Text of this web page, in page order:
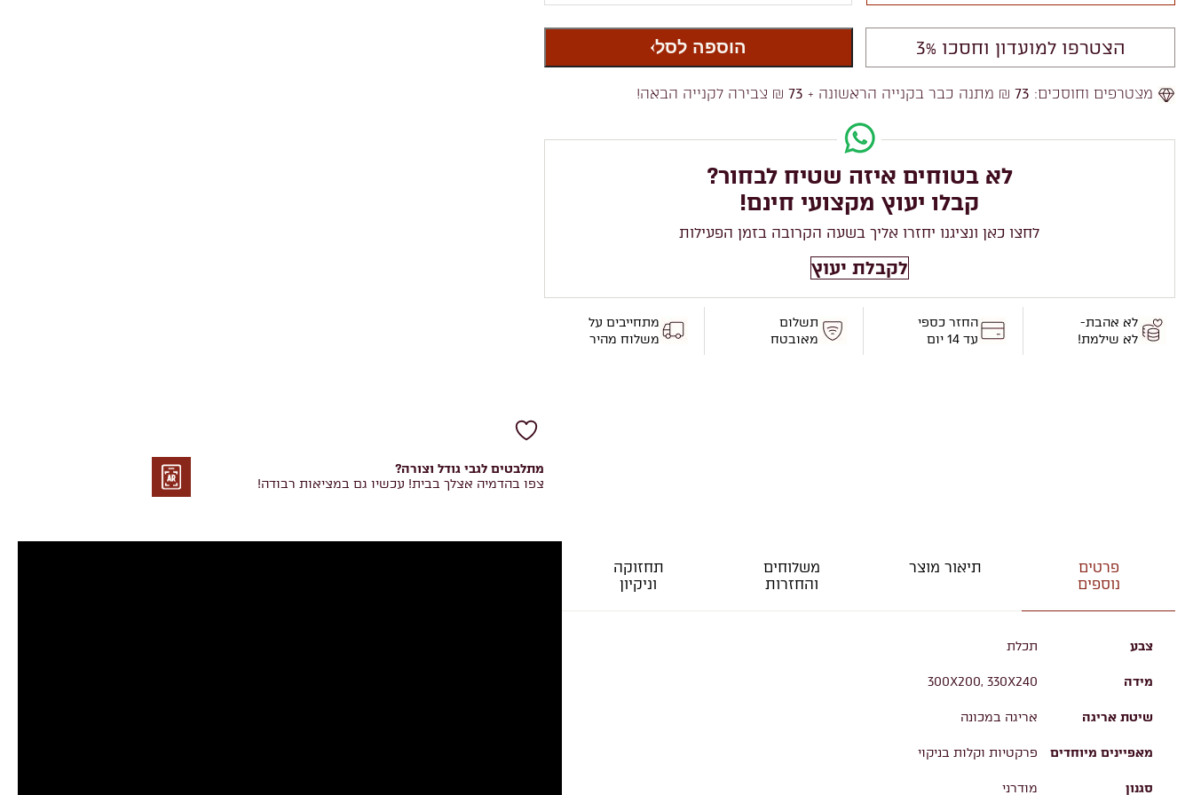
הצטרפו למועדון וחסכו 3% הוספה לסל
מצטרפים וחוסכים: 73 ₪ מתנה כבר בקנייה הראשונה + 73 ₪ צבירה לקנייה הבאה!
לא בטוחים איזה שטיח לבחור?
קבלו יעוץ מקצועי חינם!
לחצו כאן ונציגנו יחזרו אליך בשעה הקרובה בזמן הפעילות
לקבלת יעוץ
לא אהבת-
לא שילמת!
החזר כספי
עד 14 יום
תשלום
מאובטח
מתחייבים על
משלוח מהיר
מתלבטים לגבי גודל וצורה?
צפו בהדמיה אצלך בבית! עכשיו גם במציאות רבודה!
פרטים
נוספים
תיאור מוצר
משלוחים
והחזרות
תחזוקה
וניקיון
צבע תכלת
מידה 300X200, 330X240
שיטת אריגה אריגה במכונה
מאפיינים מיוחדים פרקטיות וקלות בניקוי
סגנון מודרני